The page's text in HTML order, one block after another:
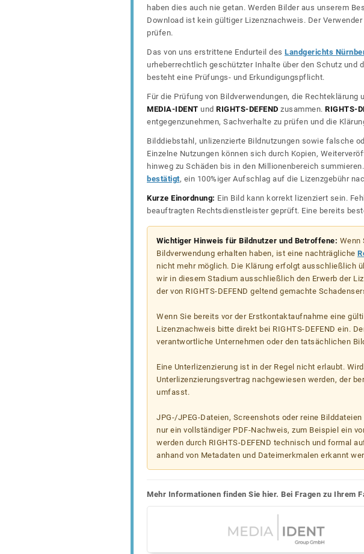
haben dies auch nie getan. Werden Bilder aus unserem
Download ist kein gültiger Lizenznachweis. Der
prüfen.
Das von uns erstrittene Endurteil des Landgerichts
urheberrechtlich geschützter Inhalte über den Schutz und
besteht eine Prüfungs- und Erkundigungspflicht.
Für die Prüfung von Bildverwendungen, die
MEDIA-IDENT und RIGHTS-DEFEND zusammen. RIGHTS-
entgegenzunehmen, Sachverhalte zu prüfen und die
Bilddiebstahl, unlizenzierte Bildnutzungen sowie falsche
Einzelne Nutzungen können sich durch Kopien,
hinweg zu Schäden bis in den Millionenbereich
bestätigt, ein 100%iger Aufschlag auf die Lizenzgebühr
Kurze Einordnung: Ein Bild kann korrekt lizenziert sein.
beauftragten Rechtsdienstleister geprüft. Eine bereits
Wichtiger Hinweis für Bildnutzer und Betroffene: Wenn
Bildverwendung erhalten haben, ist eine nachträgliche
nicht mehr möglich. Die Klärung erfolgt ausschließlich
wir in diesem Stadium ausschließlich den Erwerb der
der von RIGHTS-DEFEND geltend gemachte
Wenn Sie bereits vor der Erstkontaktaufnahme eine
Lizenznachweis bitte direkt bei RIGHTS-DEFEND ein.
verantwortliche Unternehmen oder den tatsächlichen
Eine Unterlizenzierung ist in der Regel nicht erlaubt.
Unterlizenzierungsvertrag nachgewiesen werden, der
umfasst.
JPG-/JPEG-Dateien, Screenshots oder reine
nur ein vollständiger PDF-Nachweis, zum Beispiel ein
werden durch RIGHTS-DEFEND technisch und formal
anhand von Metadaten und Dateimerkmalen erkannt
Mehr Informationen finden Sie hier. Bei Fragen zu Ihrem